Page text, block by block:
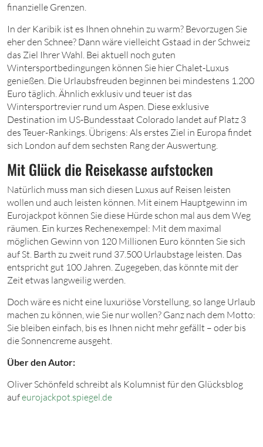
finanzielle Grenzen.
In der Karibik ist es Ihnen ohnehin zu warm? Bevorzugen Sie
eher den Schnee? Dann wäre vielleicht Gstaad in der Schweiz
das Ziel Ihrer Wahl. Bei aktuell noch guten
Wintersportbedingungen können Sie hier Chalet-Luxus
genießen. Die Urlaubsfreuden beginnen bei mindestens 1.200
Euro täglich. Ähnlich exklusiv und teuer ist das
Wintersportrevier rund um Aspen. Diese exklusive
Destination im US-Bundesstaat Colorado landet auf Platz 3
des Teuer-Rankings. Übrigens: Als erstes Ziel in Europa findet
sich London auf dem sechsten Rang der Auswertung.
Mit Glück die Reisekasse aufstocken
Natürlich muss man sich diesen Luxus auf Reisen leisten
wollen und auch leisten können. Mit einem Hauptgewinn im
Eurojackpot können Sie diese Hürde schon mal aus dem Weg
räumen. Ein kurzes Rechenexempel: Mit dem maximal
möglichen Gewinn von 120 Millionen Euro könnten Sie sich
auf St. Barth zu zweit rund 37.500 Urlaubstage leisten. Das
entspricht gut 100 Jahren. Zugegeben, das könnte mit der
Zeit etwas langweilig werden.
Doch wäre es nicht eine luxuriöse Vorstellung, so lange Urlaub
machen zu können, wie Sie nur wollen? Ganz nach dem Motto:
Sie bleiben einfach, bis es Ihnen nicht mehr gefällt – oder bis
die Sonnencreme ausgeht.
Über den Autor:
Oliver Schönfeld schreibt als Kolumnist für den Glücksblog
aufeurojackpot.spiegel.de